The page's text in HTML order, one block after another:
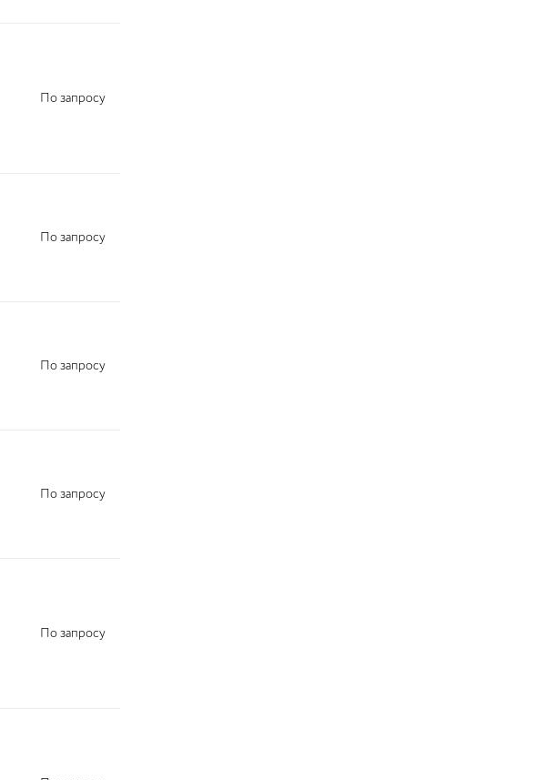
По запросу
По запросу
По запросу
По запросу
По запросу